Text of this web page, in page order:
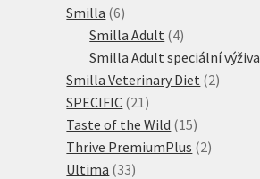
Smilla 66
produktů
Smilla Adult 44
produkty
Smilla Adult speciální výživa
Smilla Veterinary Diet 22
SPECIFIC 21 21
produktů
Taste of the Wild 1515
produktů
Thrive PremiumPlus 22
Ultima 3333